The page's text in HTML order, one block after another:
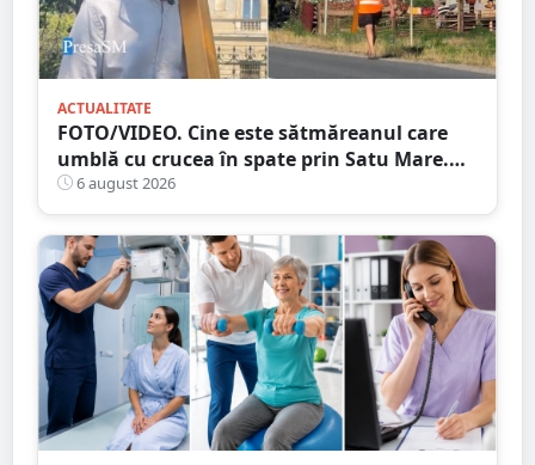
ACTUALITATE
FOTO/VIDEO. Cine este sătmăreanul care
umblă cu crucea în spate prin Satu Mare.
De ce face acest gest
6 august 2026